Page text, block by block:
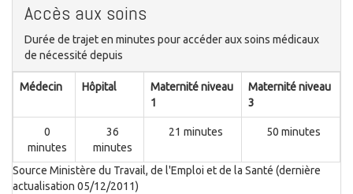
Accès aux soins
Durée de trajet en minutes pour accéder aux soins médicaux
de nécessité depuis
Médecin Hôpital
Maternité niveau
1
Maternité niveau
3
0
minutes
36
minutes
21 minutes 50 minutes
Source Ministère du Travail, de l'Emploi et de la Santé (dernière
actualisation 05/12/2011)